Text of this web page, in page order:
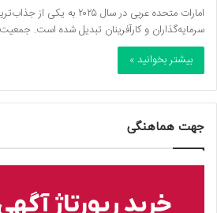
امارات متحده عربی در سال ۲۰۲۵
سرمایه‌گذاران و کارآفرینان تبدیل شده است.
بیشتر بخوانید »
جهت هماهنگی